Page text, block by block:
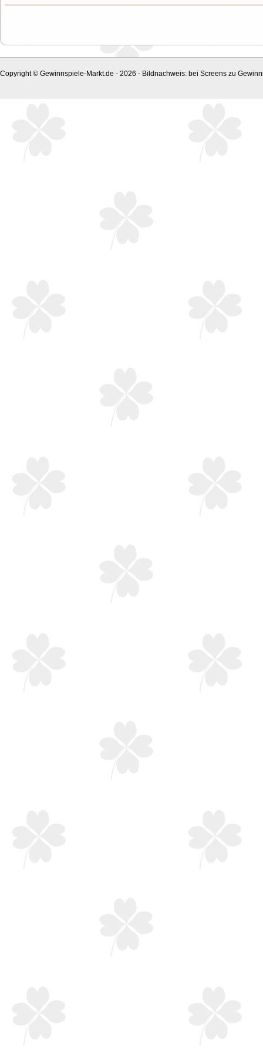
Copyright © Gewinnspiele-Markt.de - 2026 - Bildnachweis: bei Screens zu